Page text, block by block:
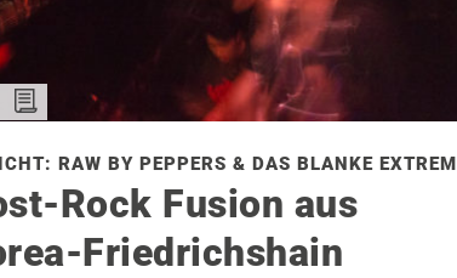
RAW BY PEPPERS & DAS BLANKE EXTREM
Rock Fusion aus
Friedrichshain